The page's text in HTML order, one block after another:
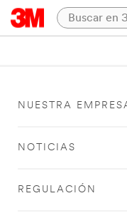
NUESTRA
NOTICIAS
REGULACIÓN